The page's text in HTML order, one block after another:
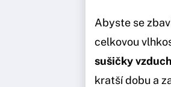
Abyste se
celkovou
sušičky
kratší dobu a